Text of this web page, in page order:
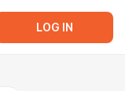
LOG IN